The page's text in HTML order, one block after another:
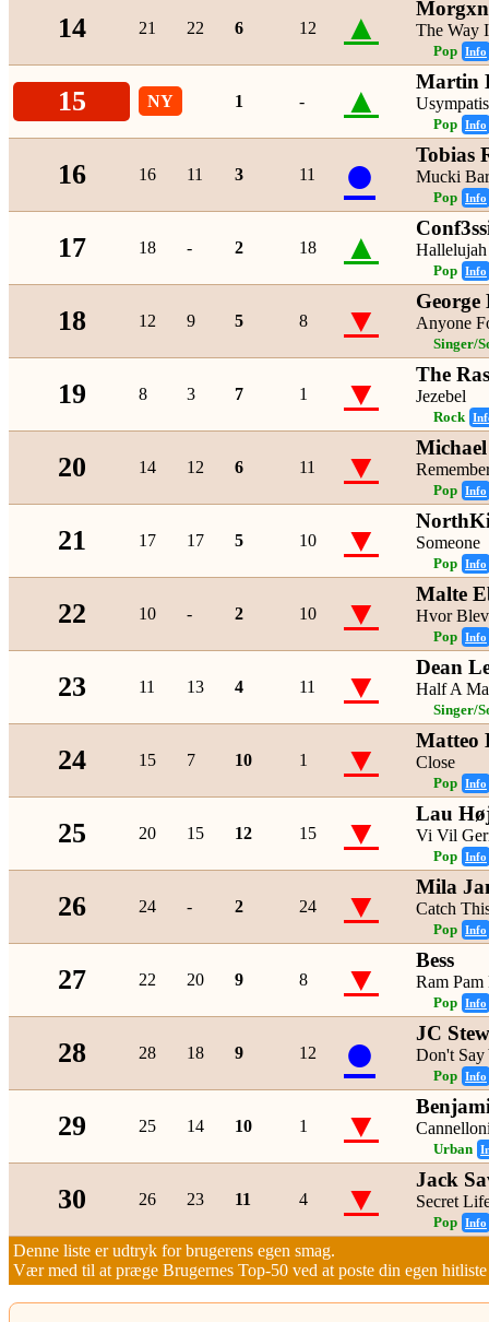
14 21 22 6 12 ▲ Morgxn
The Way
Pop Info
15 NY 1 - ▲ Martin
Pop Info
16 16 11 3 11 ● Tobias
Mucki Bar
Pop Info
17 18 - 2 18 ▲ Hallelujah
Pop Info
18 12 9 5 8 ▼ George
Anyone
Singer/
19 8 3 7 1 ▼ The
Jezebel
Rock
20 14 12 6 11 ▼
Pop Info
21 17 17 5 10 ▼ Someone
Pop Info
22 10 - 2 10 ▼ Malte
Hvor
Pop Info
23 11 13 4 11 ▼ Dean
Half A
Singer/
24 15 7 10 1 ▼ Matteo
Close
Pop Info
25 20 15 12 15 ▼ Lau
Vi Vil
Pop Info
26 24 - 2 24 ▼ Mila
Catch
Pop Info
27 22 20 9 8 ▼ Bess
Ram Pam
Pop Info
28 28 18 9 12 ● JC
Don't
Pop Info
29 25 14 10 1 ▼
Urban
30 26 23 11 4 ▼ Jack
Secret
Pop Info
Denne liste er udtryk for brugerens egen smag.
Vær med til at præge Brugernes Top-50 ved at poste din egen hitliste